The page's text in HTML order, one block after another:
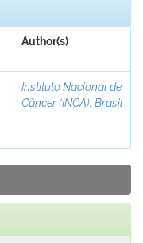
Author(s)
Instituto Nacional de
Câncer (INCA), Brasil